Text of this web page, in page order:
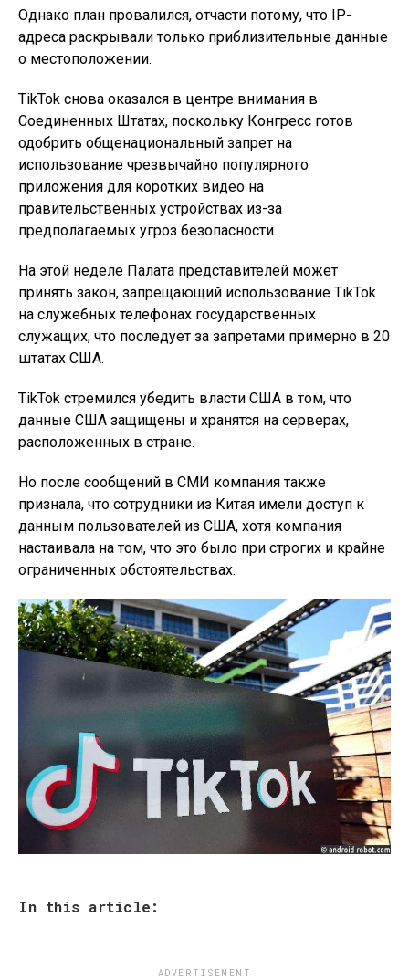
Однако план провалился, отчасти потому, что IP-
адреса раскрывали только приблизительные данные
о местоположении.
TikTok снова оказался в центре внимания в
Соединенных Штатах, поскольку Конгресс готов
одобрить общенациональный запрет на
использование чрезвычайно популярного
приложения для коротких видео на
правительственных устройствах из-за
предполагаемых угроз безопасности.
На этой неделе Палата представителей может
принять закон, запрещающий использование TikTok
на служебных телефонах государственных
служащих, что последует за запретами примерно в 20
штатах США.
TikTok стремился убедить власти США в том, что
данные США защищены и хранятся на серверах,
расположенных в стране.
Но после сообщений в СМИ компания также
признала, что сотрудники из Китая имели доступ к
данным пользователей из США, хотя компания
настаивала на том, что это было при строгих и крайне
ограниченных обстоятельствах.
In this article:
ADVERTISEMENT